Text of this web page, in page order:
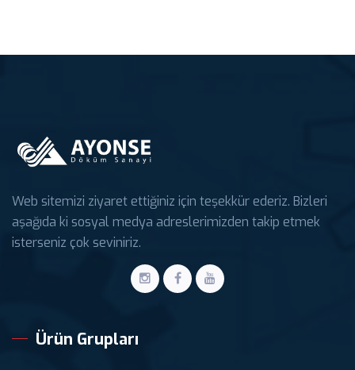
Web sitemizi ziyaret ettiğiniz için teşekkür ederiz. Bizleri
aşağıda ki sosyal medya adreslerimizden takip etmek
isterseniz çok seviniriz.
Ürün Grupları